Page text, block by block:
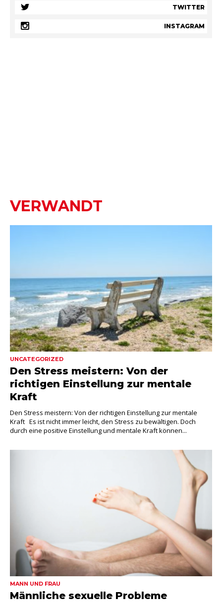
TWITTER
INSTAGRAM
VERWANDT
UNCATEGORIZED
Den Stress meistern: Von der
richtigen Einstellung zur mentale
Kraft
Den Stress meistern: Von der richtigen Einstellung zur mentale
Kraft Es ist nicht immer leicht, den Stress zu bewältigen. Doch
durch eine positive Einstellung und mentale Kraft können...
MANN UND FRAU
Männliche sexuelle Probleme